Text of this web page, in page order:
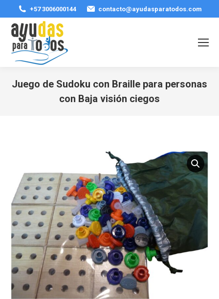
+57 3006000144 contacto@ayudasparatodos.com
Juego de Sudoku con Braille para personas
con Baja visión ciegos